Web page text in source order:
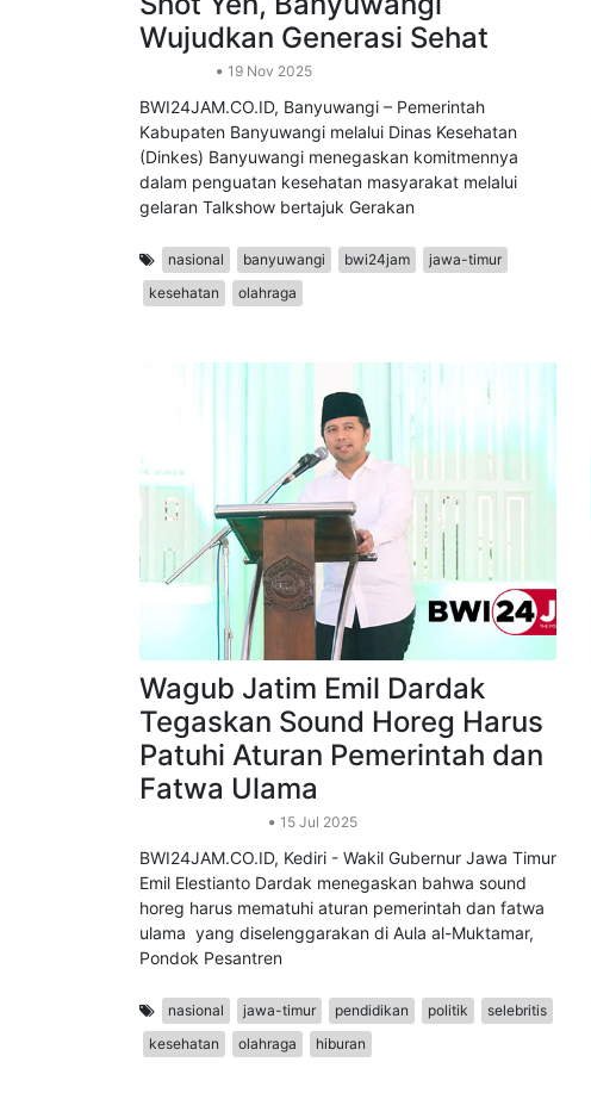
Talkshow Gerakan Posyandu
Aktif Bersama Ahli Gizi Tan
Shot Yen, Banyuwangi
Wujudkan Generasi Sehat
Kesehatan 19 Nov 2025
BWI24JAM.CO.ID, Banyuwangi – Pemerintah
Kabupaten Banyuwangi melalui Dinas Kesehatan
dalam penguatan kesehatan masyarakat melalui
gelaran Talkshow bertajuk Gerakan
kesehatan
olahraga
Wagub Jatim Emil Dardak
Tegaskan Sound Horeg Harus
Patuhi Aturan Pemerintah dan
Fatwa Ulama
Peristiwa Nasional 15 Jul 2025
BWI24JAM.CO.ID, Kediri - Wakil Gubernur Jawa Timur
Emil Elestianto Dardak menegaskan bahwa sound
ulama yang diselenggarakan di Aula al-Muktamar,
Pondok Pesantren